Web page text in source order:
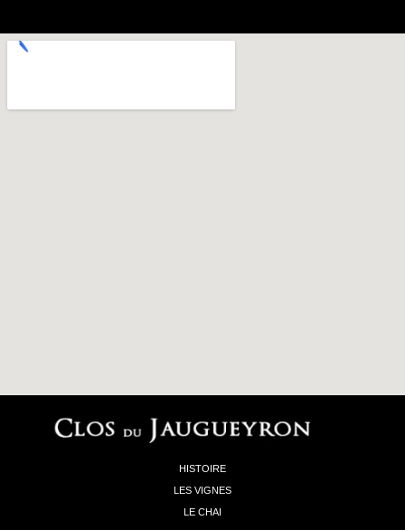
HISTOIRE
LES VIGNES
LE CHAI